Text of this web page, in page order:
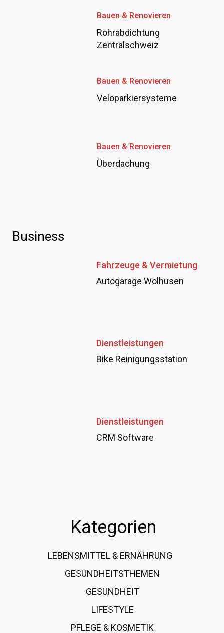
Bauen & Renovieren
Rohrabdichtung
Zentralschweiz
Bauen & Renovieren
Veloparkiersysteme
Bauen & Renovieren
Überdachung
Business
Fahrzeuge & Vermietung
Autogarage Wolhusen
Dienstleistungen
Bike Reinigungsstation
Dienstleistungen
CRM Software
Kategorien
LEBENSMITTEL & ERNÄHRUNG
GESUNDHEITSTHEMEN
GESUNDHEIT
LIFESTYLE
PFLEGE & KOSMETIK